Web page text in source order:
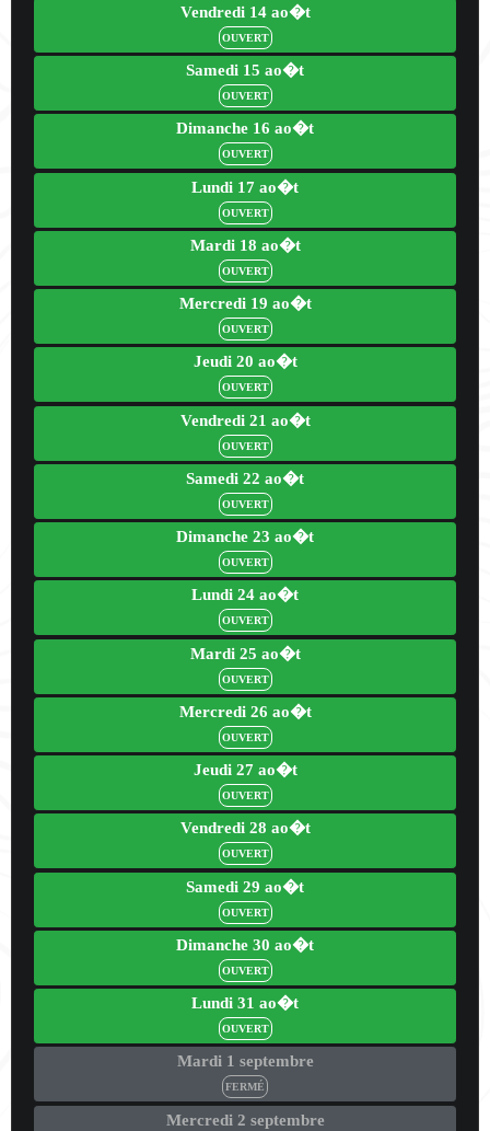
Vendredi 14 ao�t
OUVERT
Samedi 15 ao�t
OUVERT
Dimanche 16 ao�t
OUVERT
Lundi 17 ao�t
OUVERT
Mardi 18 ao�t
OUVERT
Mercredi 19 ao�t
OUVERT
Jeudi 20 ao�t
OUVERT
Vendredi 21 ao�t
OUVERT
Samedi 22 ao�t
OUVERT
Dimanche 23 ao�t
OUVERT
Lundi 24 ao�t
OUVERT
Mardi 25 ao�t
OUVERT
Mercredi 26 ao�t
OUVERT
Jeudi 27 ao�t
OUVERT
Vendredi 28 ao�t
OUVERT
Samedi 29 ao�t
OUVERT
Dimanche 30 ao�t
OUVERT
Lundi 31 ao�t
OUVERT
Mardi 1 septembre
FERMÉ
Mercredi 2 septembre